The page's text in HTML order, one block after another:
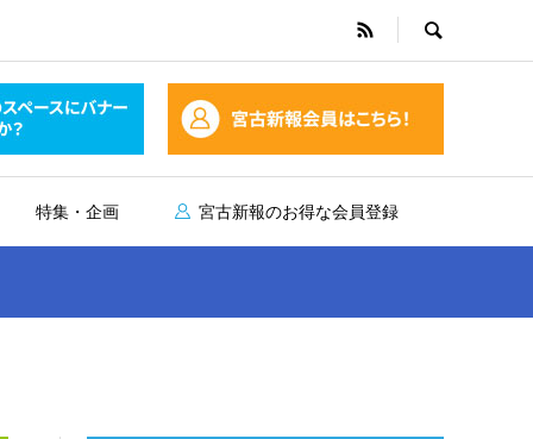
特集・企画 宮古新報のお得な会員登録